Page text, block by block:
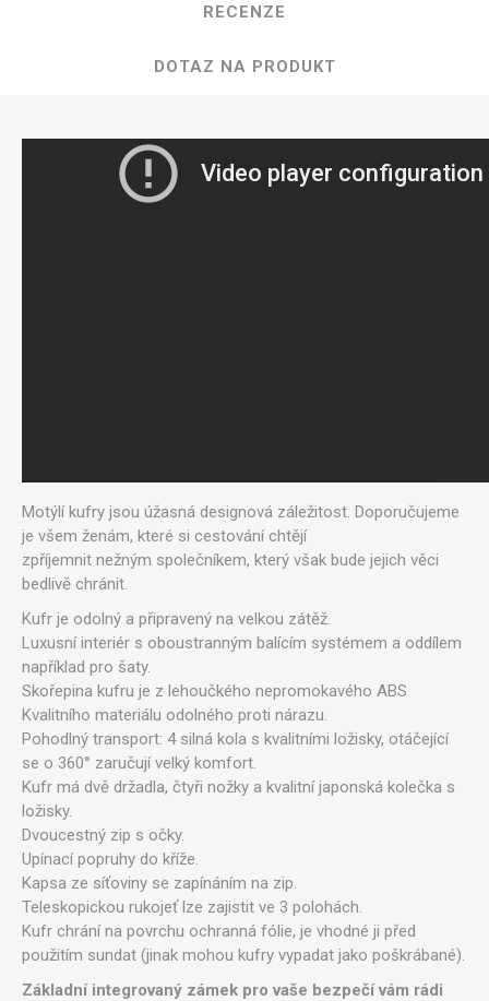
RECENZE
DOTAZ NA PRODUKT
Motýlí kufry jsou úžasná designová záležitost. Doporučujeme
je všem ženám, které si cestování chtějí
zpříjemnit nežným společníkem, který však bude jejich věci
bedlivě chránit.
Kufr je odolný a připravený na velkou zátěž.
Luxusní interiér s oboustranným balícím systémem a oddílem
například pro šaty.
Skořepina kufru je z lehoučkého nepromokavého ABS
Kvalitního materiálu odolného proti nárazu.
Pohodlný transport: 4 silná kola s kvalitními ložisky, otáčející
se o 360° zaručují velký komfort.
Kufr má dvě držadla, čtyři nožky a kvalitní japonská kolečka s
ložisky.
Dvoucestný zip s očky.
Upínací popruhy do kříže.
Kapsa ze síťoviny se zapínáním na zip.
Teleskopickou rukojeť lze zajistit ve 3 polohách.
Kufr chrání na povrchu ochranná fólie, je vhodné ji před
použitím sundat (jinak mohou kufry vypadat jako poškrábané).
Základní integrovaný zámek pro vaše bezpečí vám rádi